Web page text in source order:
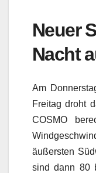
Neuer
Nacht
Am
Freitag droht
COSMO
äußersten
sind dann 80